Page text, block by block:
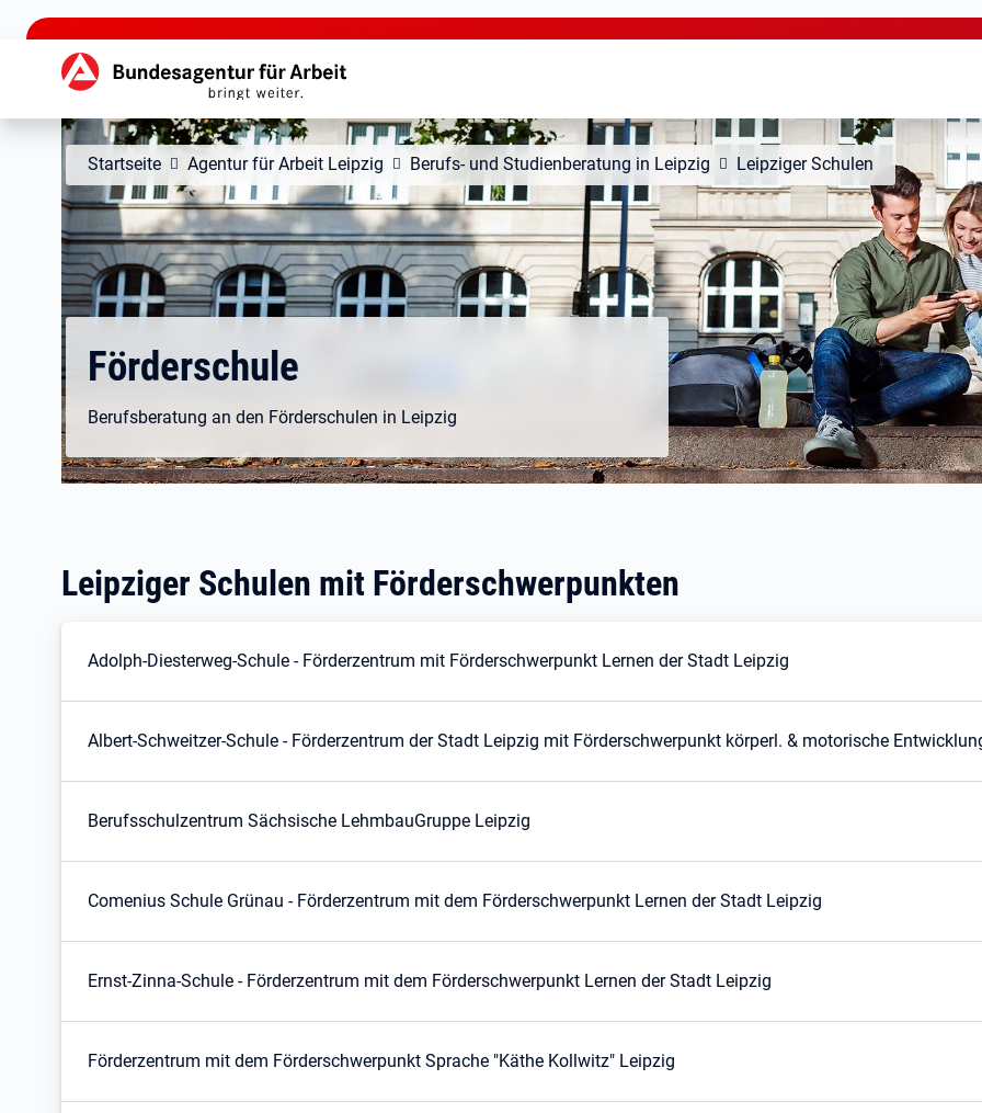
zu den Hauptinhalten springen
Hauptnavigation
Startseite Agentur für Arbeit Leipzig Berufs- und Studienberatung in Leipzig Leipziger Schulen
Förderschule
Berufsberatung an den Förderschulen in Leipzig
Leipziger Schulen mit Förderschwerpunkten
Adolph-Diesterweg-Schule - Förderzentrum mit Förderschwerpunkt Lernen der Stadt Leipzig
Albert-Schweitzer-Schule - Förderzentrum der Stadt Leipzig mit Förderschwerpunkt körperl. & motorische
Berufsschulzentrum Sächsische LehmbauGruppe Leipzig
Comenius Schule Grünau - Förderzentrum mit dem Förderschwerpunkt Lernen der Stadt Leipzig
Ernst-Zinna-Schule - Förderzentrum mit dem Förderschwerpunkt Lernen der Stadt Leipzig
Förderzentrum mit dem Förderschwerpunkt Sprache "Käthe Kollwitz" Leipzig